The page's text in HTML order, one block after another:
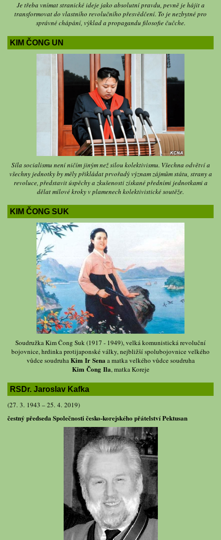
Je třeba vnímat stranické ideje jako absolutní pravdu, pevně je hájit a
transformovat do vlastního revolučního přesvědčení. To je nezbytné pro
správné chápání, výklad a propagandu filosofie čučche.
KIM ČONG UN
Síla socialismu není ničím jiným než silou kolektivismu. Všechna odvětví a
všechny jednotky by měly přikládat prvořadý význam zájmům státu, strany a
revoluce, představit úspěchy a zkušenosti získané předními jednotkami a
dělat mílové kroky v plamenech kolektivistické soutěže.
KIM ČONG SUK
Soudružka Kim Čong Suk (1917 - 1949), velká komunistická revoluční
bojovnice, hrdinka protijaponské války, nejbližší spolubojovnice velkého
vůdce soudruhaKim Ir Sena a matka velkého vůdce soudruha
Kim Čong Ila, matka Koreje
RSDr. Jaroslav Kafka
(27. 3. 1943 – 25. 4. 2019)
čestný předseda Společnosti česko-korejského přátelství Pektusan